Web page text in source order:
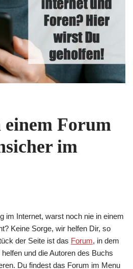
einem Forum
im
im Internet, warst noch nie in einem
Keine Sorge, wir helfen Dir, so
der Seite ist das Forum, in dem
und die Autoren des Buchs
Du findest das Forum im Menu